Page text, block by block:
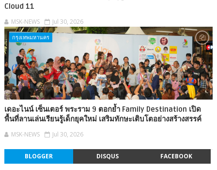
Cloud 11
MSK-NEWS Jul 30, 2026
กรุงเทพมหานคร
เดอะไนน์ เซ็นเตอร์ พระราม 9 ตอกย้ำ Family Destination เปิด
พื้นที่ลานเล่นเรียนรู้เด็กยุคใหม่ เสริมทักษะเติบโตอย่างสร้างสรรค์
MSK-NEWS Jul 30, 2026
BLOGGER DISQUS FACEBOOK